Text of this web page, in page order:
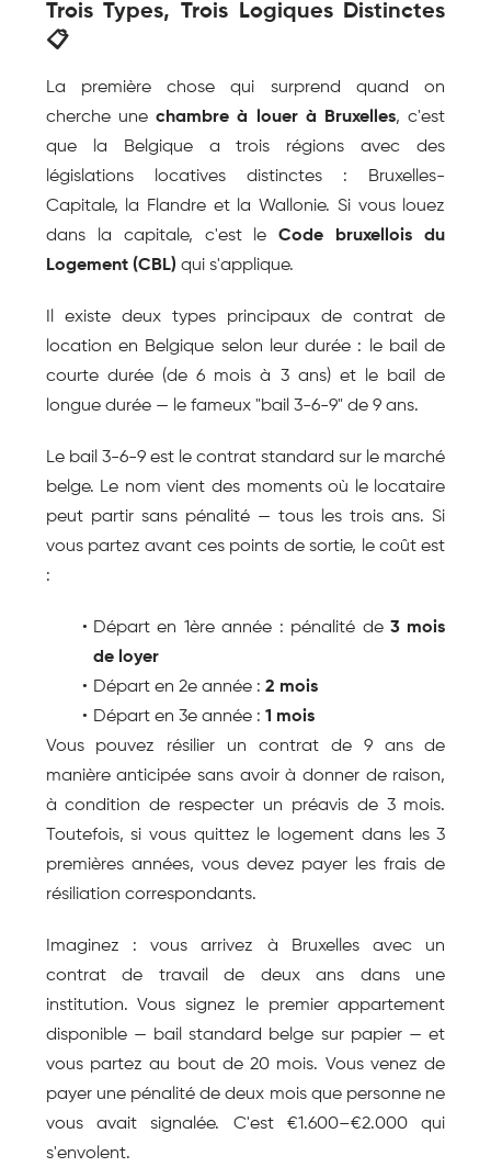
Trois Types, Trois Logiques Distinctes
📋
La première chose qui surprend quand on
cherche une chambre à louer à Bruxelles, c'est
que la Belgique a trois régions avec des
législations locatives distinctes : Bruxelles-
Capitale, la Flandre et la Wallonie. Si vous louez
dans la capitale, c'est le Code bruxellois du
Logement (CBL) qui s'applique.
Il existe deux types principaux de contrat de
location en Belgique selon leur durée : le bail de
courte durée (de 6 mois à 3 ans) et le bail de
longue durée — le fameux "bail 3-6-9" de 9 ans.
Le bail 3-6-9 est le contrat standard sur le marché
belge. Le nom vient des moments où le locataire
peut partir sans pénalité — tous les trois ans. Si
vous partez avant ces points de sortie, le coût est
:
Départ en 1ère année : pénalité de 3 mois
de loyer
Départ en 2e année : 2 mois
Départ en 3e année : 1 mois
Vous pouvez résilier un contrat de 9 ans de
manière anticipée sans avoir à donner de raison,
à condition de respecter un préavis de 3 mois.
Toutefois, si vous quittez le logement dans les 3
premières années, vous devez payer les frais de
résiliation correspondants.
Imaginez : vous arrivez à Bruxelles avec un
contrat de travail de deux ans dans une
institution. Vous signez le premier appartement
disponible — bail standard belge sur papier — et
vous partez au bout de 20 mois. Vous venez de
payer une pénalité de deux mois que personne ne
vous avait signalée. C'est €1.600–€2.000 qui
s'envolent.